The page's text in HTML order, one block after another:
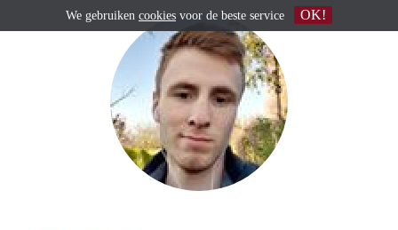
We gebruiken cookies voor de beste service OK!